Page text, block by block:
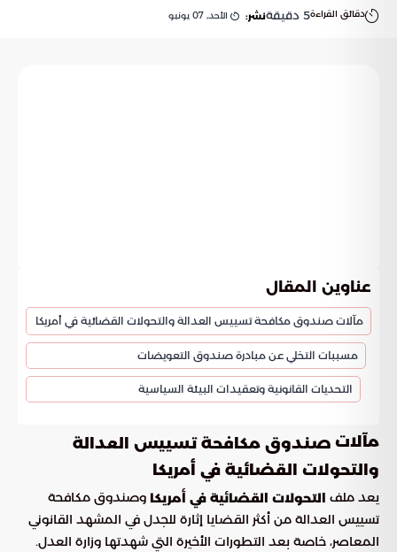
دقائق القراءة5 دقيقةنشر: الأحد, 07 يونيو
عناوين المقال
مآلات صندوق مكافحة تسييس العدالة والتحولات القضائية في أمريكا
مسببات التخلي عن مبادرة صندوق التعويضات
التحديات القانونية وتعقيدات البيئة السياسية
مآلات صندوق مكافحة تسييس العدالة
والتحولات القضائية في أمريكا
يعد ملف التحولات القضائية في أمريكا وصندوق مكافحة
تسييس العدالة من أكثر القضايا إثارة للجدل في المشهد القانوني
المعاصر، خاصة بعد التطورات الأخيرة التي شهدتها وزارة العدل.